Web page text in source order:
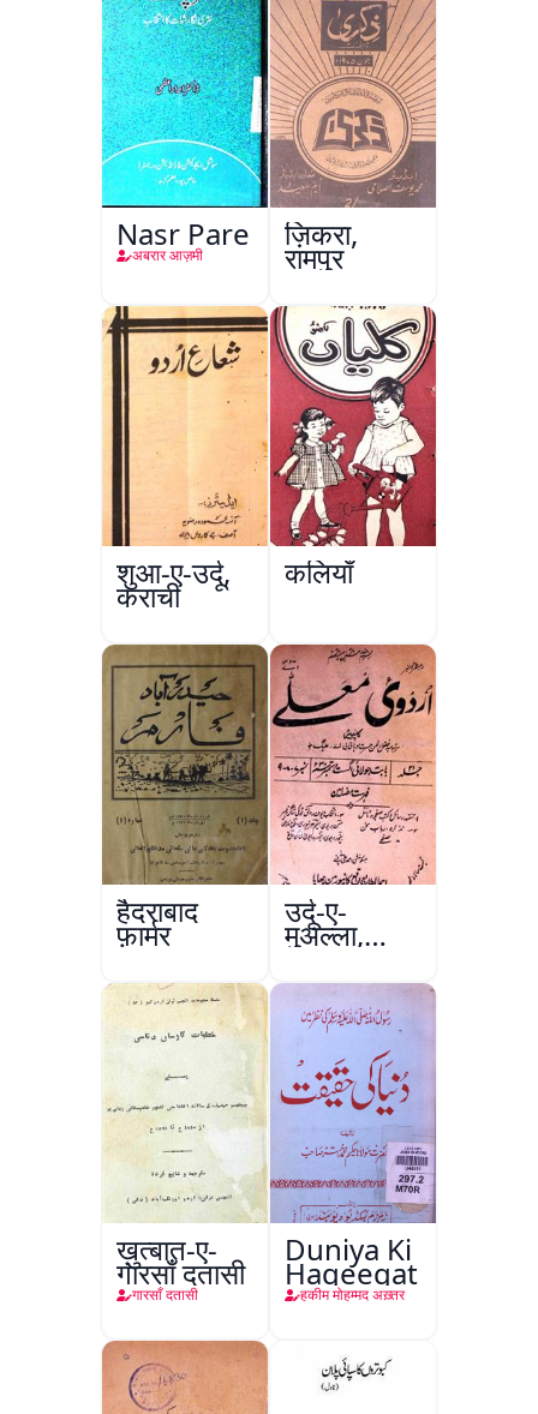
Nasr Pare
अबरार आज़मी
ज़िकरा,
रामपुर
शुआ-ए-उर्दू,
कराची
कलियाँ
हैदराबाद
फ़ार्मर
उर्दू-ए-
मुअल्ला,
कानपुर
ख़ुत्बात-ए-
गारसाँ दतासी
गारसाँ दतासी
Duniya Ki
Haqeeqat
हकीम मोहम्मद अख़्तर